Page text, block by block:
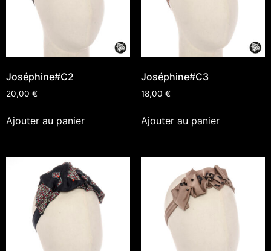
Joséphine#C2
20,00 €
Ajouter au panier
Joséphine#C3
18,00 €
Ajouter au panier